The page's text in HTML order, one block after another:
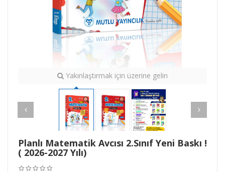
Yakınlaştırmak için üzerine gelin
Planlı Matematik Avcısı 2.Sınıf Yeni Baskı !
( 2026-2027 Yılı)